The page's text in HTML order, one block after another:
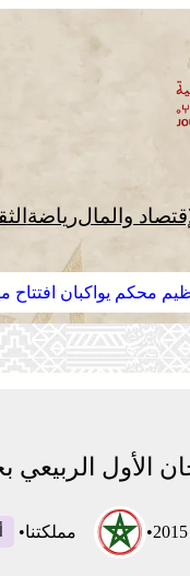
والمالرياضة
محكم يواكبان افتتاح
الأول الربيعي
• مملكتنا•